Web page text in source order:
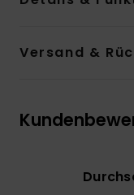
Versand &